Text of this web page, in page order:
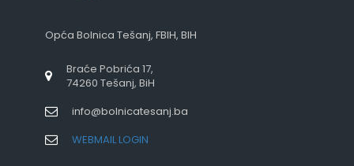
Opća Bolnica Tešanj, FBIH, BIH
Braće Pobrića 17,
74260 Tešanj, BiH
info@bolnicatesanj.ba
WEBMAIL LOGIN